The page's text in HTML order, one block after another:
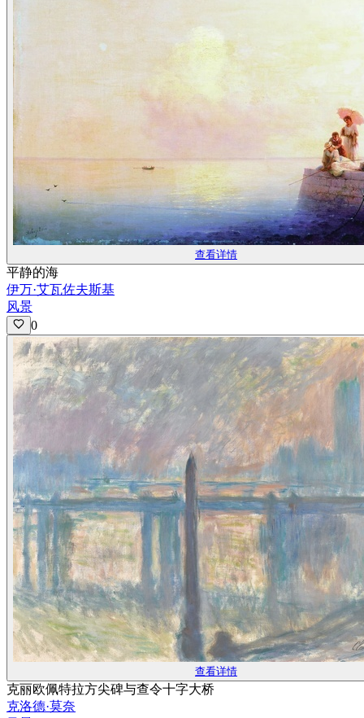
查看详情
平静的海
伊万·艾瓦佐夫斯基
风景
0
查看详情
克丽欧佩特拉方尖碑与查令十字大桥
克洛德·莫奈